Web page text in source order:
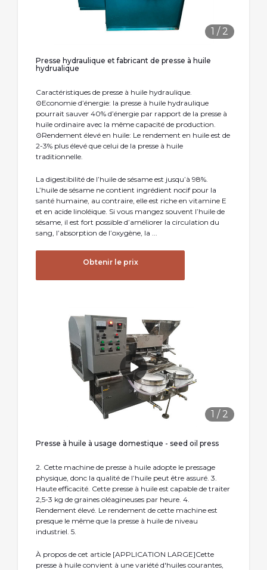
1 / 2
Presse hydraulique et fabricant de presse à huile
hydrualique
Caractéristiques de presse à huile hydraulique.
⊙Economie d’énergie: la presse à huile hydraulique
pourrait sauver 40% d’énergie par rapport de la presse à
huile ordinaire avec la même capacité de production.
⊙Rendement élevé en huile: Le rendement en huile est de
2-3% plus élevé que celui de la presse à huile
traditionnelle.
La digestibilité de l’huile de sésame est jusqu’à 98%.
L’huile de sésame ne contient ingrédient nocif pour la
santé humaine, au contraire, elle est riche en vitamine E
et en acide linoléique. Si vous mangez souvent l’huile de
sésame, il est fort possible d’améliorer la circulation du
sang, l’absorption de l’oxygène, la ...
Obtenir le prix
1 / 2
Presse à huile à usage domestique - seed oil press
2. Cette machine de presse à huile adopte le pressage
physique, donc la qualité de l’huile peut être assuré. 3.
Haute efficacité. Cette presse à huile est capable de traiter
2,5-3 kg de graines oléagineuses par heure. 4.
Rendement élevé. Le rendement de cette machine est
presque le même que la presse à huile de niveau
industriel. 5.
À propos de cet article [APPLICATION LARGE]Cette
presse à huile convient à une variété d'huiles courantes,